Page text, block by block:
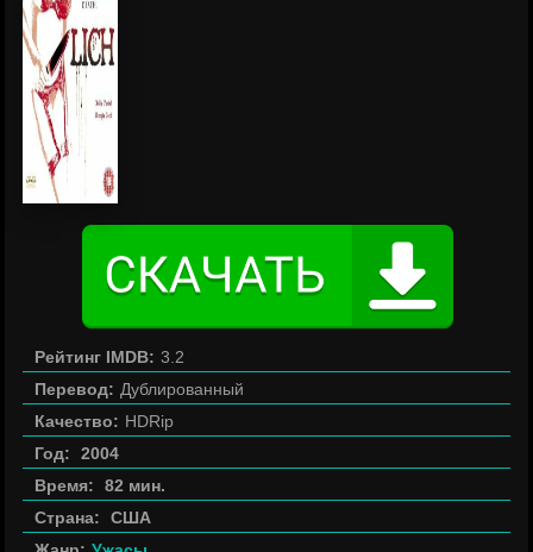
Рейтинг IMDB: 3.2
Перевод: Дублированный
Качество: HDRip
Год:
2004
Время:
82 мин.
Страна:
США